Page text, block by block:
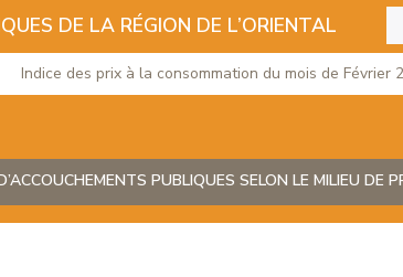
DE LA RÉGION DE L’ORIENTAL
Indice des prix à la consommation du mois de Février
PUBLIQUES SELON LE MILIEU DE